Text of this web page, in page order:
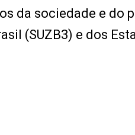
da sociedade e do
(SUZB3) e dos